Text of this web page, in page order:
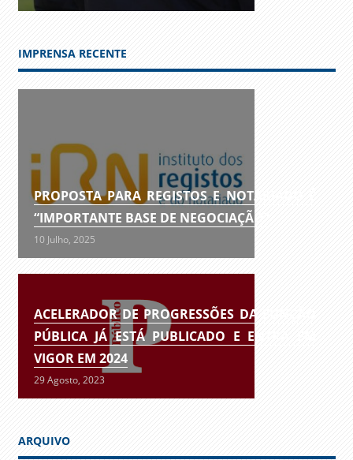
IMPRENSA RECENTE
PROPOSTA PARA REGISTOS E NOTARIADO É
“IMPORTANTE BASE DE NEGOCIAÇÃO”
10 Julho, 2025
ACELERADOR DE PROGRESSÕES DA FUNÇÃO
PÚBLICA JÁ ESTÁ PUBLICADO E ENTRA EM
VIGOR EM 2024
29 Agosto, 2023
ARQUIVO